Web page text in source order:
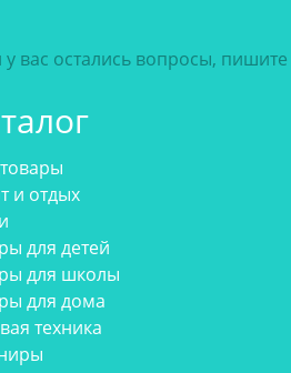
у вас остались вопросы, пишите
и отдых
для детей
для школы
для дома
техника